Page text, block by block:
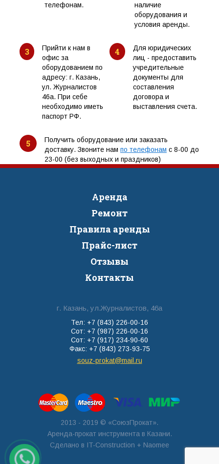
телефонам.
наличие
оборудования и
условия аренды.
3
Прийти к нам в
офис за
оборудованием по
адресу: г. Казань,
ул. Журналистов
46а. При себе
необходимо иметь
паспорт РФ.
4
Для юридических
лиц - предоставить
учредительные
документы для
составления
договора и
выставления счета.
5
Получить оборудование или заказать
доставку. Звоните нам по телефонам с 8-00 до
23-00 (без выходных и праздников)
Аренда
Ремонт
Правила аренды
Прайс-лист
Отзывы
Контакты
г. Казань, ул.Журналистов, 46а
Тел: +7 (843) 226-00-16
Сот: +7 (987) 226-00-16
Сот: +7 (917) 234-90-60
Факс: +7 (843) 273-93-75
souz-prokat@mail.ru
2013 - 2019 © «СоюзПрокат».
Аренда-прокат инструмента в Казани.
Сделано в IT-Construction + Naomee
Заявка по
WhatsApp